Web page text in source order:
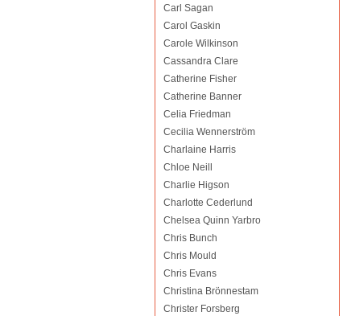
Carl Sagan
Carol Gaskin
Carole Wilkinson
Cassandra Clare
Catherine Fisher
Catherine Banner
Celia Friedman
Cecilia Wennerström
Charlaine Harris
Chloe Neill
Charlie Higson
Charlotte Cederlund
Chelsea Quinn Yarbro
Chris Bunch
Chris Mould
Chris Evans
Christina Brönnestam
Christer Forsberg